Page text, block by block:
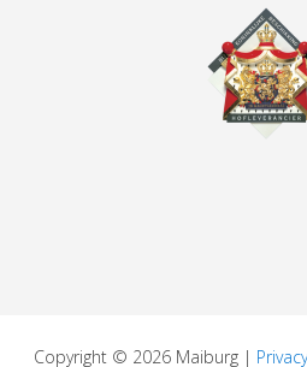
Copyright © 2026 Maiburg |